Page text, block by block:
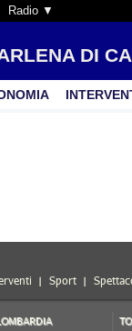
Radio ▼
DI